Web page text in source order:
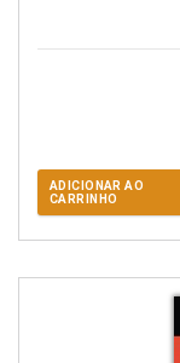
ADICIONAR AO
CARRINHO